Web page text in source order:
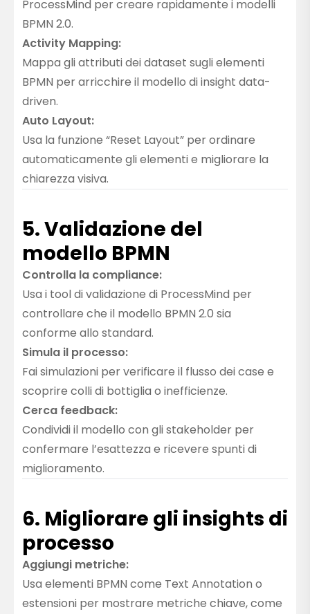
ProcessMind per creare rapidamente i modelli
BPMN 2.0.
Activity Mapping:
Mappa gli attributi dei dataset sugli elementi
BPMN per arricchire il modello di insight data-
driven.
Auto Layout:
Usa la funzione “Reset Layout” per ordinare
automaticamente gli elementi e migliorare la
chiarezza visiva.
5. Validazione del
modello BPMN
Controlla la compliance:
Usa i tool di validazione di ProcessMind per
controllare che il modello BPMN 2.0 sia
conforme allo standard.
Simula il processo:
Fai simulazioni per verificare il flusso dei case e
scoprire colli di bottiglia o inefficienze.
Cerca feedback:
Condividi il modello con gli stakeholder per
confermare l’esattezza e ricevere spunti di
miglioramento.
6. Migliorare gli insights di
processo
Aggiungi metriche:
Usa elementi BPMN come Text Annotation o
estensioni per mostrare metriche chiave, come